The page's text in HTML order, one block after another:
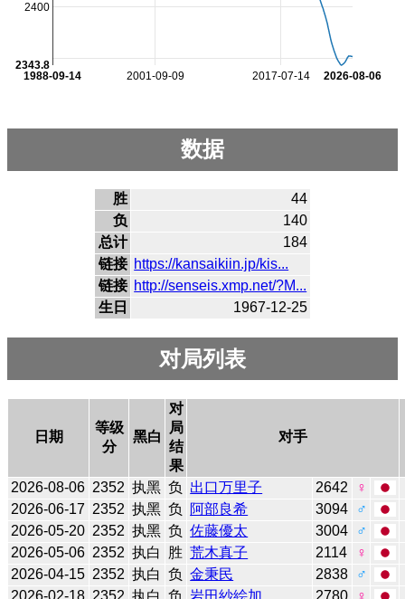
2001-09-09 2017-07-14
1988-09-14 2026-08-06
2400
2343.8
数据
胜
44
负
140
总计
184
链接 https://kansaikiin.jp/kis...
链接 http://senseis.xmp.net/?M...
生日
1967-12-25
对局列表
日期
等级
分
黑白
对
局
结
果
对手
2026-08-06 2352 执黑 负 出口万里子 2642
♀
2026-06-17 2352 执黑 负 阿部良希 3094
♂
2026-05-20 2352 执黑 负 佐藤優太 3004
♂
2026-05-06 2352 执白 胜 荒木真子 2114
♀
2026-04-15 2352 执白 负 金秉民 2838
♂
2026-02-18 2352 执白 负 岩田紗絵加 2780
♀